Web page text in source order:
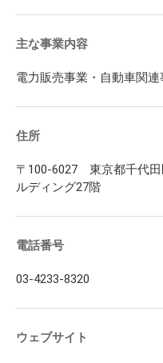
主な事業内容
電力販売事業・自動車関連
住所
〒100-6027 東京都千代
ルディング27階
電話番号
03-4233-8320
ウェブサイト